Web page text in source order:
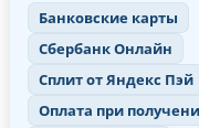
Банковские карты
Сбербанк Онлайн
Сплит от Яндекс Пэй
Оплата при